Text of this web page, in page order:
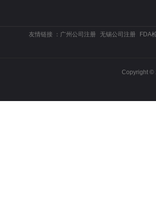
友情链接 ： 广州公司注册 无锡公司注册 FDA
Copyright ©